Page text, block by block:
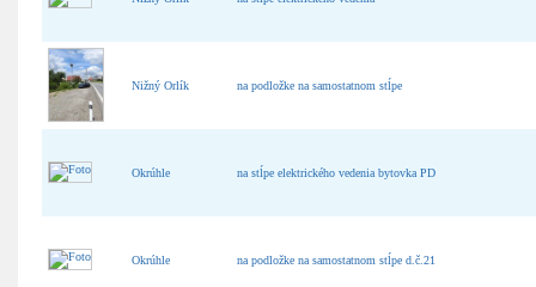
Nižný Orlík na podložke na samostatnom stĺpe
Okrúhle na stĺpe elektrického vedenia bytovka PD
Okrúhle na podložke na samostatnom stĺpe d.č.21